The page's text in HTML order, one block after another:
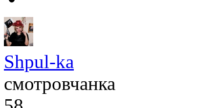
Shpul-ka
смотровчанка